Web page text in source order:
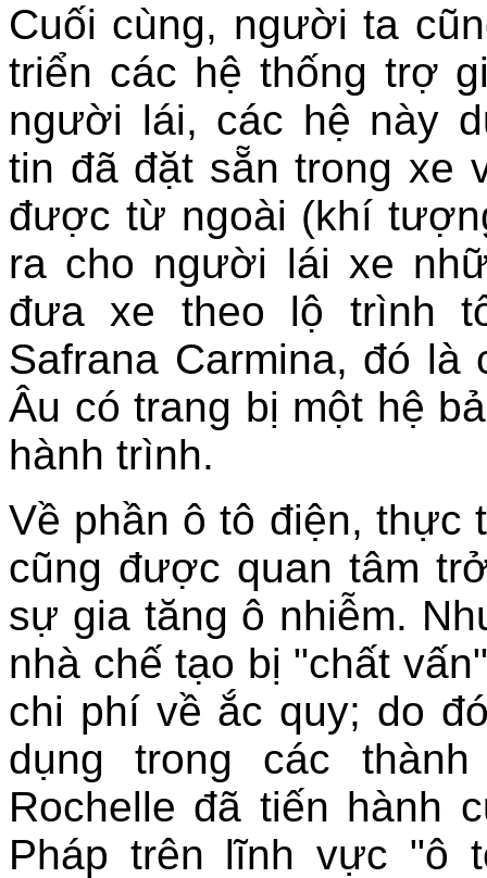
Cuối cùng, người ta
triển các hệ thống trợ
người lái, các hệ này
tin đã đặt sẵn trong xe
được từ ngoài (khí
ra cho người lái xe
đưa xe theo lộ trình
Safrana Carmina, đó
Âu có trang bị một hệ
hành trình.
Về phần ô tô điện, thực
cũng được quan tâm
sự gia tăng ô nhiễm.
nhà chế tạo bị "chất
chi phí về ắc quy; do
dụng trong các
Rochelle đã tiến hành
Pháp trên lĩnh vực "ô